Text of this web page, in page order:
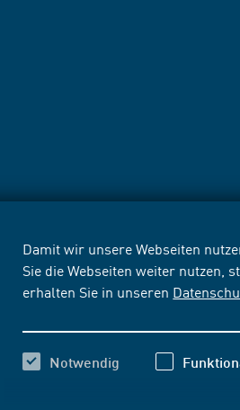
Damit wir unsere Webseiten
Sie die Webseiten weiter nutzen,
erhalten Sie in unseren
Notwendig